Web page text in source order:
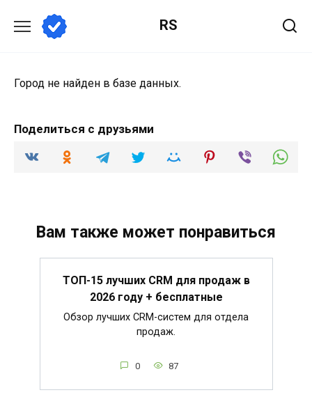
содержанию
RS
Город не найден в базе данных.
Поделиться с друзьями
Вам также может понравиться
ТОП-15 лучших CRM для продаж в
2026 году + бесплатные
Обзор лучших CRM-систем для отдела
продаж.
0 87